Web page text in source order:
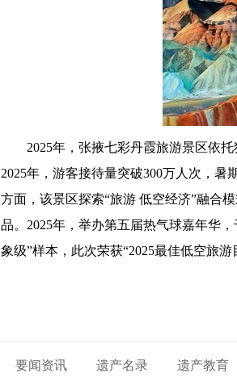
2025年，张掖七彩丹霞旅游景区依
2025年，游客接待量突破300万人次，
方面，该景区探索“旅游 低空经济”融合
品。2025年，举办第五届热气球嘉年华
象级”样本，此次荣获“2025最佳低空旅
要闻资讯 遗产名录 遗产教育